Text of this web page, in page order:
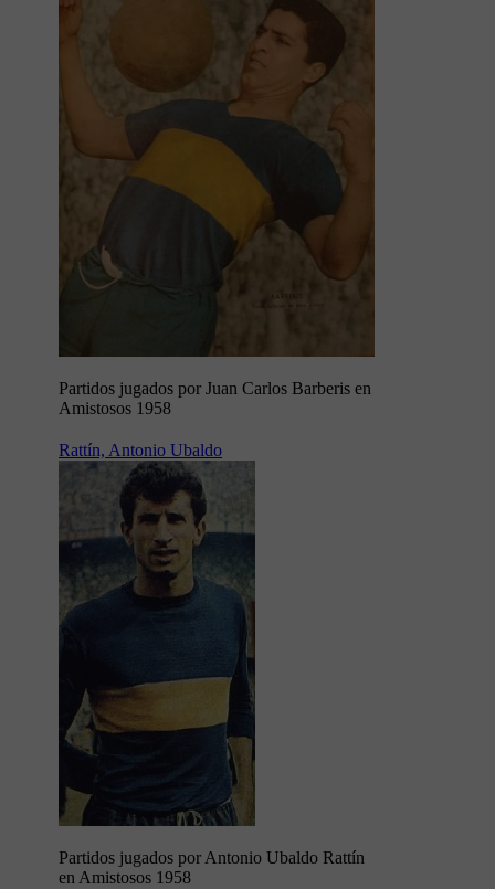
Partidos jugados por Juan Carlos Barberis en
Amistosos 1958
Rattín, Antonio Ubaldo
Partidos jugados por Antonio Ubaldo Rattín
en Amistosos 1958